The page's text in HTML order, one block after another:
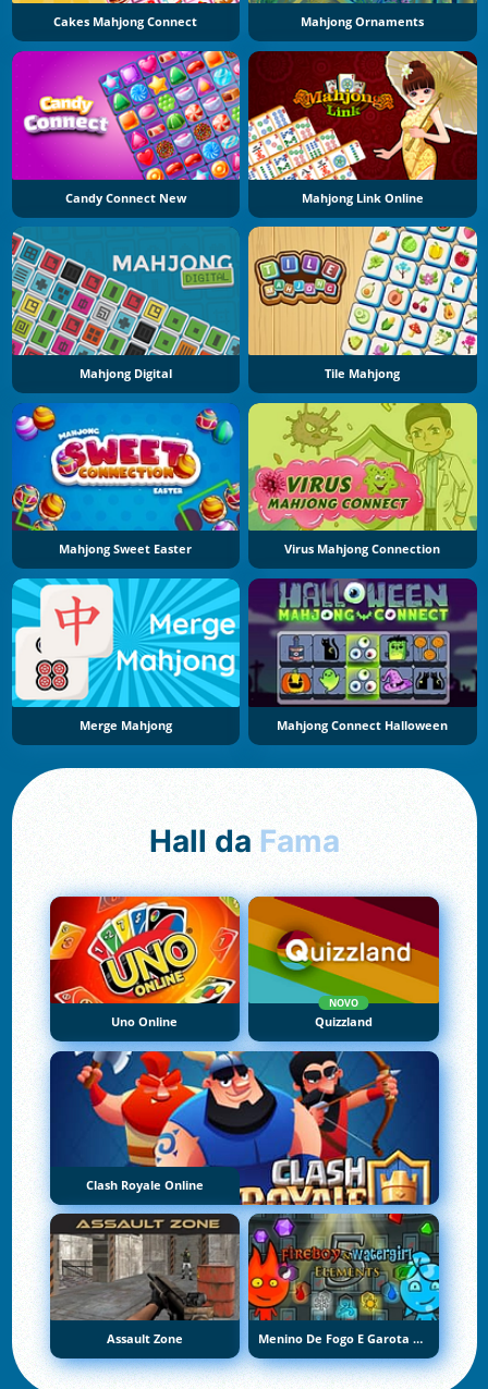
Cakes Mahjong Connect Mahjong Ornaments
Candy Connect New Mahjong Link Online
Mahjong Digital Tile Mahjong
Mahjong Sweet Easter Virus Mahjong Connection
Merge Mahjong Mahjong Connect Halloween
Hall da Fama
Uno Online
NOVO
Quizzland
Clash Royale Online
Assault Zone Menino De Fogo E Garota De Água 5: Elementos